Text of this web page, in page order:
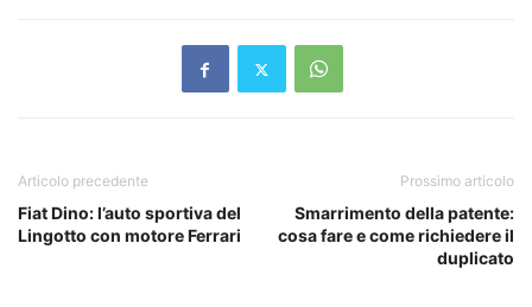
Articolo precedente
Fiat Dino: l’auto sportiva del
Lingotto con motore Ferrari
Prossimo articolo
Smarrimento della patente:
cosa fare e come richiedere il
duplicato